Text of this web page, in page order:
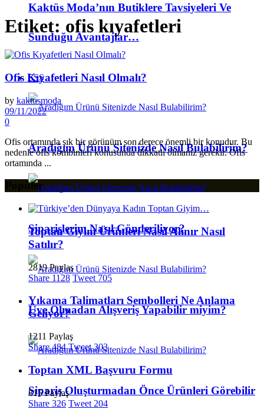
Kaktüs Moda’nın Butiklere Tavsiyeleri Ve
Sunduğu Avantajlar…
SSS
Aradığım Ürünü Sitenizde Nasıl Bulabilirim?
Siparişlerim Nasıl Gönderiliyor?
Üye Olmadan Alışveriş Yapabilir miyim?
Sipariş Oluşturmadan Önce Ürünleri Görebilir
Etiket: ofis kıyafetleri
Ofis Kıyafetleri Nasıl Olmalı?
by kaktusmoda
09/11/2022
0
Ofis ortamında şık bir görünüm son derece önemli bir konudur. Bu
nedenle ofis kombinleri konusunda dikkatli olmanız gerekir. Ofis
ortamında ...
Popüler
Toptan Giyim Ürünleri Nasıl Alınır Nasıl
Satılır?
2819 Paylaş
Share 1128 Tweet 705
Yıkama Talimatları Sembolleri Ne Anlama
Geliyor?
1211 Paylaş
Share 484 Tweet 303
Toptan XML Başvuru Formu
815 Paylaş
Share 326 Tweet 204